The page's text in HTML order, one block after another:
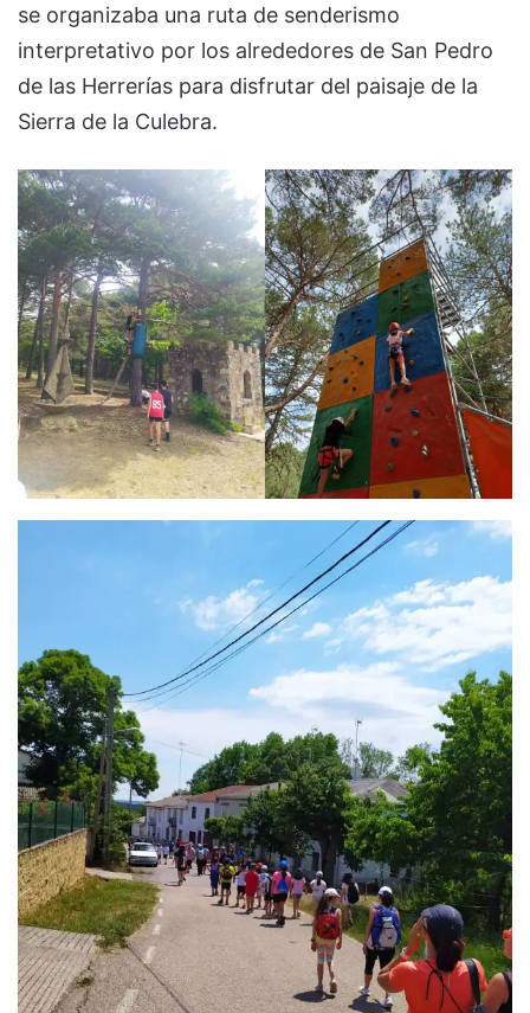
se organizaba una ruta de senderismo
interpretativo por los alrededores de San Pedro
de las Herrerías para disfrutar del paisaje de la
Sierra de la Culebra.